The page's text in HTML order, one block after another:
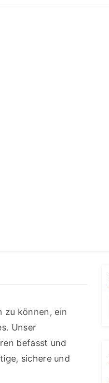
zu können, ein
Unser
befasst und
sichere und